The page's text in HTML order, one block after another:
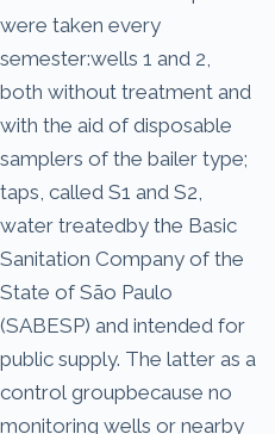
were taken every
semester:wells 1 and 2,
both without treatment and
with the aid of disposable
samplers of the bailer type;
taps, called S1 and S2,
water treatedby the Basic
Sanitation Company of the
State of São Paulo
(SABESP) and intended for
public supply. The latter as a
control groupbecause no
monitoring wells or nearby